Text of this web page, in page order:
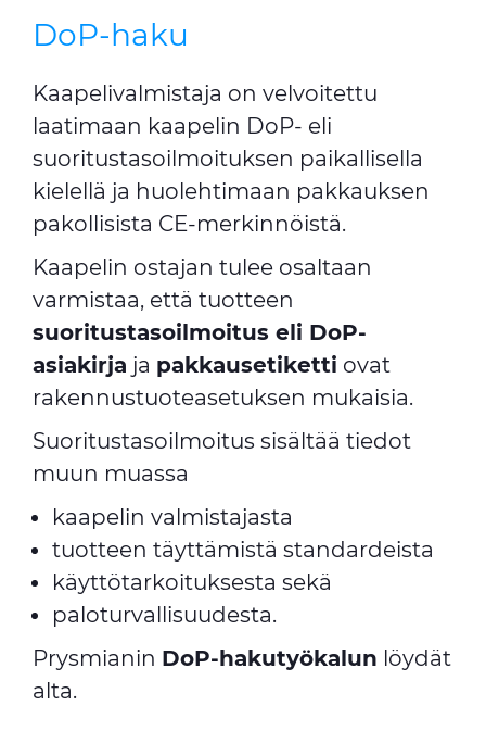
DoP-haku
Kaapelivalmistaja on velvoitettu
laatimaan kaapelin DoP- eli
suoritustasoilmoituksen paikallisella
kielellä ja huolehtimaan pakkauksen
pakollisista CE-merkinnöistä.
Kaapelin ostajan tulee osaltaan
varmistaa, että tuotteen
suoritustasoilmoitus eli DoP-
asiakirja ja pakkausetiketti ovat
rakennustuoteasetuksen mukaisia.
Suoritustasoilmoitus sisältää tiedot
muun muassa
kaapelin valmistajasta
tuotteen täyttämistä standardeista
käyttötarkoituksesta sekä
paloturvallisuudesta.
Prysmianin DoP-hakutyökalun löydät
alta.